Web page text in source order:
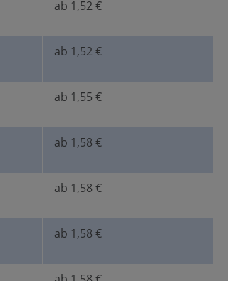
ab 1,52 €
ab 1,52 €
ab 1,55 €
ab 1,58 €
ab 1,58 €
ab 1,58 €